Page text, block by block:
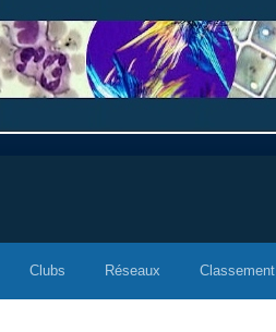
Clubs Réseaux Classement